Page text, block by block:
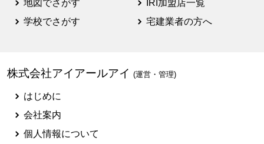
地図でさがす
学校でさがす
IRI加盟店一覧
宅建業者の方へ
株式会社アイアールアイ (運営・管理)
はじめに
会社案内
個人情報について